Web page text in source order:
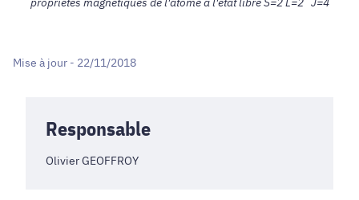
Mise à jour - 22/11/2018
Responsable
Olivier GEOFFROY